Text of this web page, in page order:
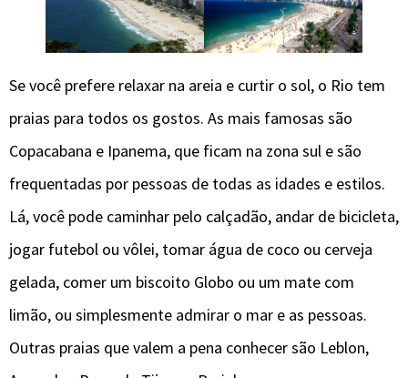
Se você prefere relaxar na areia e curtir o sol, o Rio tem
praias para todos os gostos. As mais famosas são
Copacabana e Ipanema, que ficam na zona sul e são
frequentadas por pessoas de todas as idades e estilos.
Lá, você pode caminhar pelo calçadão, andar de bicicleta,
jogar futebol ou vôlei, tomar água de coco ou cerveja
gelada, comer um biscoito Globo ou um mate com
limão, ou simplesmente admirar o mar e as pessoas.
Outras praias que valem a pena conhecer são Leblon,